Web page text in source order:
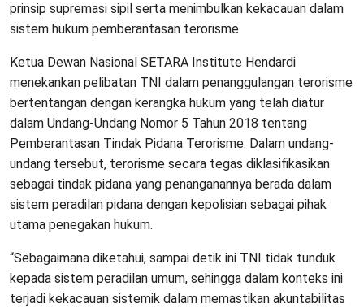
prinsip supremasi sipil serta menimbulkan kekacauan dalam
sistem hukum pemberantasan terorisme.
Ketua Dewan Nasional SETARA Institute Hendardi
menekankan pelibatan TNI dalam penanggulangan terorisme
bertentangan dengan kerangka hukum yang telah diatur
dalam Undang-Undang Nomor 5 Tahun 2018 tentang
Pemberantasan Tindak Pidana Terorisme. Dalam undang-
undang tersebut, terorisme secara tegas diklasifikasikan
sebagai tindak pidana yang penanganannya berada dalam
sistem peradilan pidana dengan kepolisian sebagai pihak
utama penegakan hukum.
“Sebagaimana diketahui, sampai detik ini TNI tidak tunduk
kepada sistem peradilan umum, sehingga dalam konteks ini
terjadi kekacauan sistemik dalam memastikan akuntabilitas